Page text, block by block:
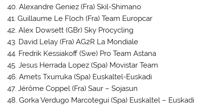
40. Alexandre Geniez (Fra) Skil-Shimano
41. Guillaume Le Floch (Fra) Team Europcar
42. Alex Dowsett (GBr) Sky Procycling
43. David Lelay (Fra) AG2R La Mondiale
44. Fredrik Kessiakoff (Swe) Pro Team Astana
45. Jesus Herrada Lopez (Spa) Movistar Team
46. Amets Txurruka (Spa) Euskaltel-Euskadi
47. Jérôme Coppel (Fra) Saur – Sojasun
48. Gorka Verdugo Marcotegui (Spa) Euskaltel – Euskadi